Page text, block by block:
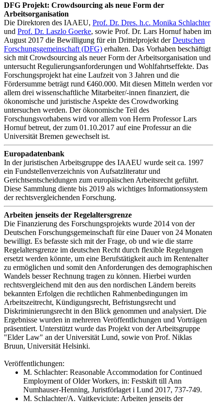
DFG Projekt: Crowdsourcing als neue Form der
Arbeitsorganisation
Die Direktoren des IAAEU, Prof. Dr. Dres. h.c. Monika Schlachter
und Prof. Dr. Laszlo Goerke, sowie Prof. Dr. Lars Hornuf haben im
August 2017 die Bewilligung für ein Drittelprojekt derDeutschen
Forschungsgemeinschaft (DFG) erhalten. Das Vorhaben beschäftigt
sich mit Crowdsourcing als neuer Form der Arbeitsorganisation und
untersucht Regulierungsanforderungen und Wohlfahrtseffekte. Das
Forschungsprojekt hat eine Laufzeit von 3 Jahren und die
Fördersumme beträgt rund €460.000. Mit diesen Mitteln werden vor
allem drei wissenschaftliche Mitarbeiter/-innen finanziert, die
ökonomische und juristische Aspekte des Crowdworking
untersuchen werden. Der ökonomische Teil des
Forschungsvorhabens wird vor allem von Herrn Professor Lars
Hornuf betreut, der zum 01.10.2017 auf eine Professur an die
Universität Bremen gewechselt ist.
Europadatenbank
In der juristischen Arbeitsgruppe des IAAEU wurde seit ca. 1997
ein Fundstellenverzeichnis von Aufsatzliteratur und
Gerichtsentscheidungen zum europäischen Arbeitsrecht geführt.
Diese Sammlung diente bis 2019 als wichtiges Informationssystem
der rechtsvergleichenden Forschung.
Arbeiten jenseits der Regelaltersgrenze
Die Finanzierung des Forschungsprojekts wurde 2014 von der
Deutschen Forschungsgemeinschaft für eine Dauer von 24 Monaten
bewilligt. Es befasste sich mit der Frage, ob und wie die starre
Regelaltersgrenze im deutschen Recht durch flexible Regelungen
ersetzt werden könnte, um eine Berufstätigkeit auch im Rentenalter
zu ermöglichen und somit den Anforderungen des demographischen
Wandels besser Rechnung tragen zu können. Hierbei wurden
rechtsvergleichend mit den aus den nordischen Ländern bereits
bekannten Erfolgen die rechtlichen Rahmenbedingungen im
Arbeitszeitrecht, Kündigungsrecht, Befristungsrecht und
Diskriminierungsrecht in den Blick genommen und analysiert. Die
Ergebnisse wurden in mehreren Veröffentlichungen und Vorträgen
präsentiert. Unterstützt wurde das Projekt von der Arbeitsgruppe
"Elder Law" an der Universität Lund, sowie von Prof. Niklas
Bruun, Universität Helsinki.
Veröffentlichungen:
M. Schlachter: Reasonable Accommodation for Continued
Employment of Older Workers, in: Festskift till Ann
Numhauser-Henning, Juristförlaget i Lund 2017, 737-749.
M. Schlachter/A. Vaitkeviciute: Arbeiten jenseits der